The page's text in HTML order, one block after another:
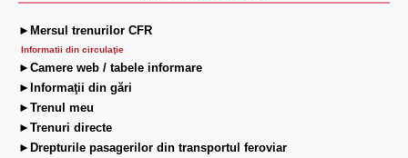
►Mersul trenurilor CFR
Informatii din circulaţie
►Camere web / tabele informare
►Informaţii din gări
►Trenul meu
►Trenuri directe
►Drepturile pasagerilor din transportul feroviar